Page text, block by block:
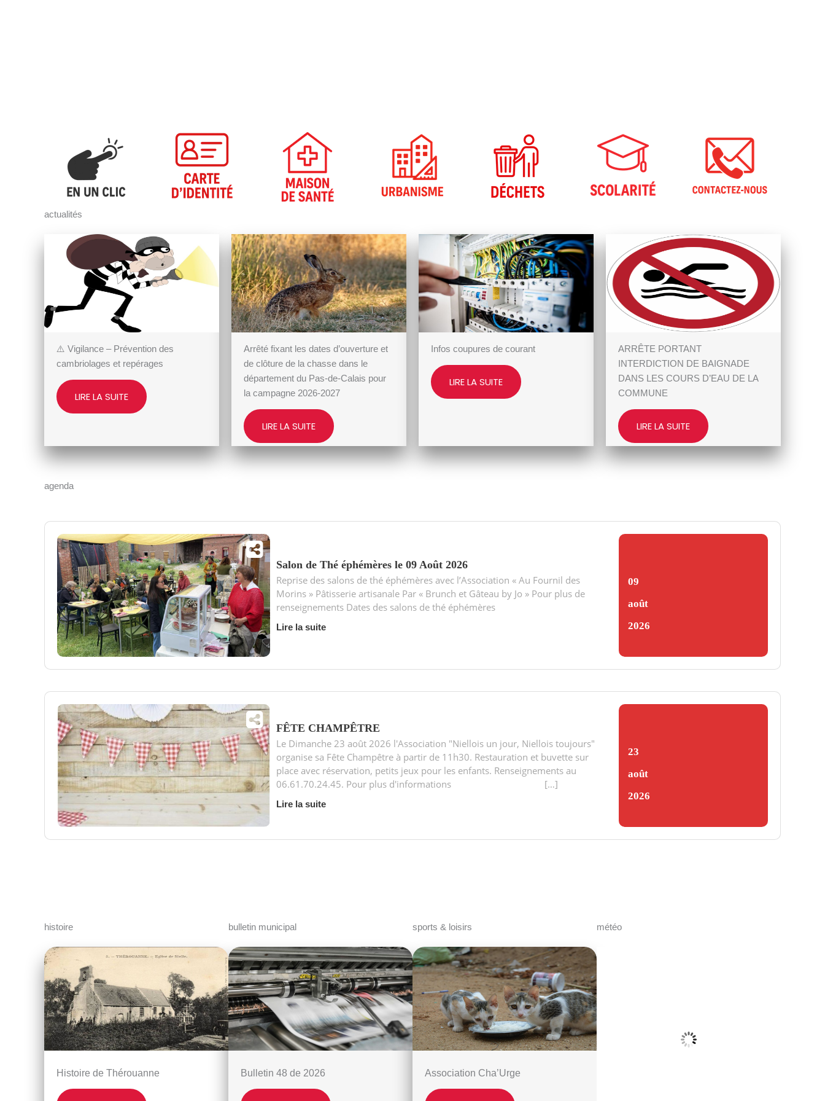
actualités
⚠️ Vigilance – Prévention des
cambriolages et repérages
LIRE LA SUITE
Arrêté fixant les dates d’ouverture et
de clôture de la chasse dans le
département du Pas-de-Calais pour
la campagne 2026-2027
LIRE LA SUITE
Infos coupures de courant
LIRE LA SUITE
ARRÊTE PORTANT
INTERDICTION DE BAIGNADE
DANS LES COURS D’EAU DE LA
COMMUNE
LIRE LA SUITE
agenda
Salon de Thé éphémères le 09 Août 2026
Reprise des salons de thé éphémères avec l’Association « Au Fournil des
Morins » Pâtisserie artisanale Par « Brunch et Gâteau by Jo » Pour plus de
renseignements Dates des salons de thé éphémères
Lire la suite
09
août
2026
FÊTE CHAMPÊTRE
Le Dimanche 23 août 2026 l'Association "Niellois un jour, Niellois toujours"
organise sa Fête Champêtre à partir de 11h30. Restauration et buvette sur
place avec réservation, petits jeux pour les enfants. Renseignements au
06.61.70.24.45. Pour plus d'informations […]
Lire la suite
23
août
2026
histoire
Histoire de Thérouanne
bulletin municipal
Bulletin 48 de 2026
sports & loisirs
Association Cha’Urge
météo